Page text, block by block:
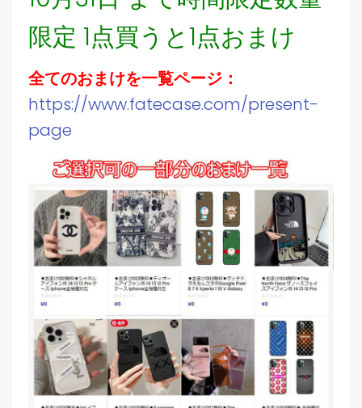
限定 1点買うと1点おまけ
全てのおまけを一覧ページ：
https://www.fatecase.com/present-
page